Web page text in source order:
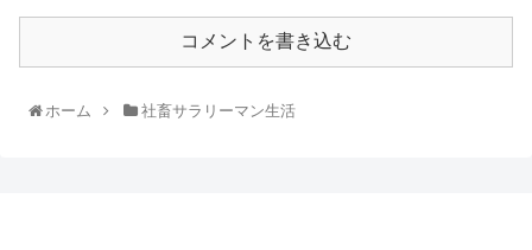
コメントを書き込む
ホーム 社畜サラリーマン生活